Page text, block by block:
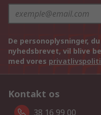
De personoplysninger,
nyhedsbrevet, vil blive
med vores
Kontakt os
38 16 99 00